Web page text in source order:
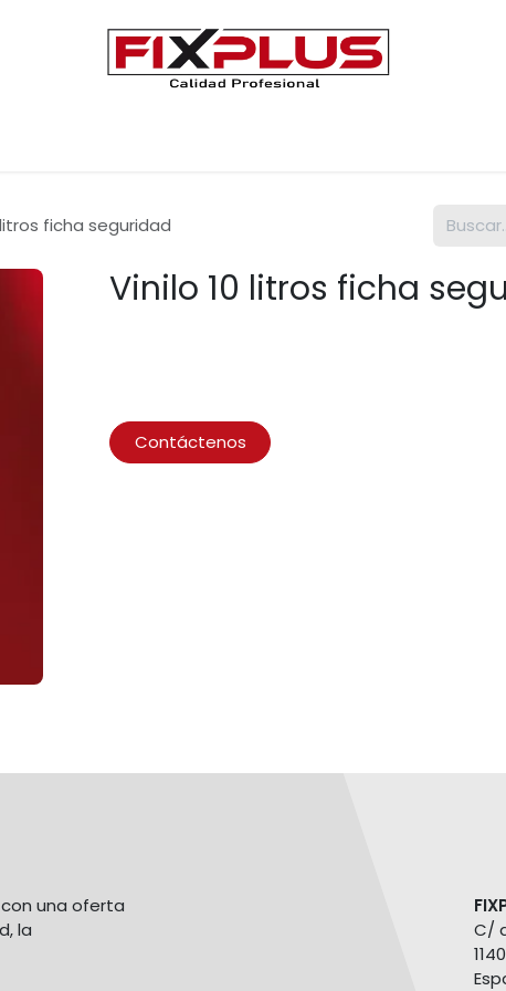
litros ficha seguridad
Vinilo 10 litros ficha
Contáctenos
una oferta
la
C/